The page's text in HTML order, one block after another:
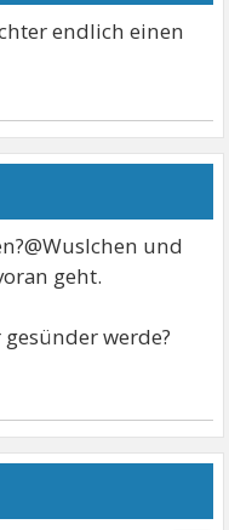
endlich einen
und
geht.
werde?